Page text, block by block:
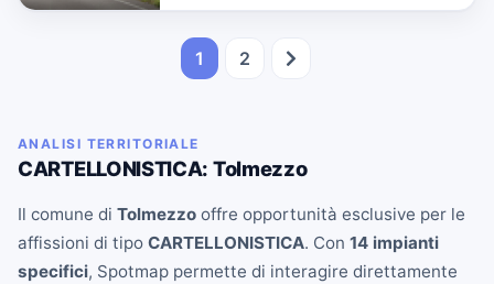
1 2
ANALISI TERRITORIALE
CARTELLONISTICA: Tolmezzo
Il comune di Tolmezzo offre opportunità esclusive per le
affissioni di tipo CARTELLONISTICA. Con 14 impianti
specifici, Spotmap permette di interagire direttamente